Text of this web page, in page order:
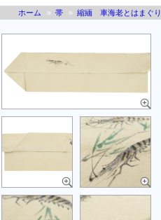
ホーム » 帯 » 縮緬 車海老とはまぐり